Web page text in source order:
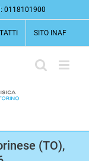
0118101900
SITO INAF
(TO),